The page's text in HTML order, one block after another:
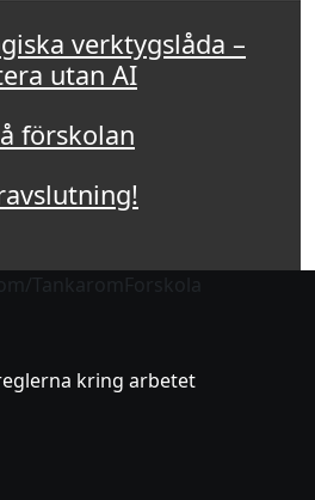
verktygslåda –
utan AI
förskolan
TankaromForskola
kring arbetet